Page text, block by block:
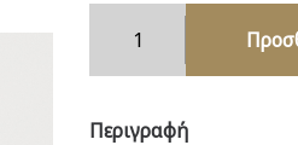
Μαγιό
τρίγωνο
Cup
Περιγραφή